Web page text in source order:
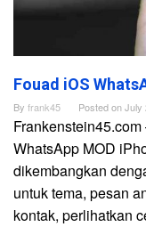
Fouad iOS
By frank45 Posted onJuly
WhatsApp MOD
dikembangkan
untuk tema, pesan
kontak, perlihatkan